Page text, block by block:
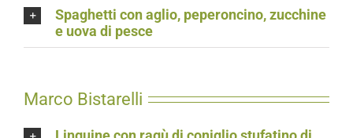
Spaghetti con aglio, peperoncino, zucchine
e uova di pesce
Marco Bistarelli